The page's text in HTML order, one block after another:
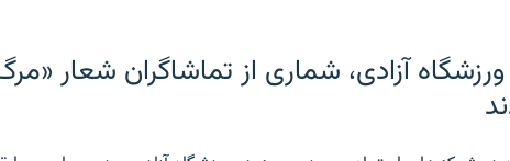
آزادی، شماری از تماشاگران شعار